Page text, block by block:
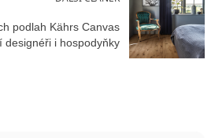
podlah Kährs Canvas
designéři i hospodyňky